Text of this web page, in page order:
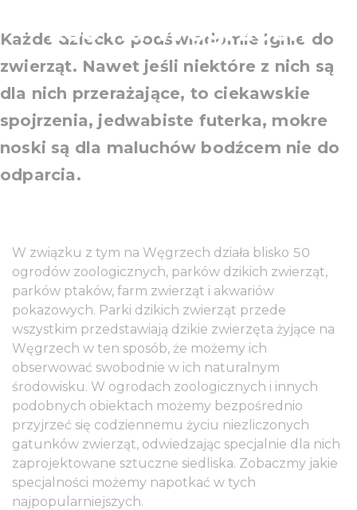
zoo na Węgrzech
Każde dziecko podświadomie lgnie do
zwierząt. Nawet jeśli niektóre z nich są
dla nich przerażające, to ciekawskie
spojrzenia, jedwabiste futerka, mokre
noski są dla maluchów bodźcem nie do
odparcia.
W związku z tym na Węgrzech działa blisko 50
ogrodów zoologicznych, parków dzikich zwierząt,
parków ptaków, farm zwierząt i akwariów
pokazowych. Parki dzikich zwierząt przede
wszystkim przedstawiają dzikie zwierzęta żyjące na
Węgrzech w ten sposób, że możemy ich
obserwować swobodnie w ich naturalnym
środowisku. W ogrodach zoologicznych i innych
podobnych obiektach możemy bezpośrednio
przyjrzeć się codziennemu życiu niezliczonych
gatunków zwierząt, odwiedzając specjalnie dla nich
zaprojektowane sztuczne siedliska. Zobaczmy jakie
specjalności możemy napotkać w tych
najpopularniejszych.